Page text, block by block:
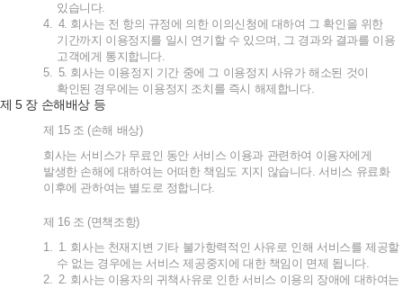
있습니다.
4. 4. 회사는 전 항의 규정에 의한 이의신청에 대하여 그 확인을 위한
기간까지 이용정지를 일시 연기할 수 있으며 , 그 경과와 결과를 이용
고객에게 통지합니다.
5. 5. 회사는 이용정지 기간 중에 그 이용정지 사유가 해소된 것이
확인된 경우에는 이용정지 조치를 즉시 해제합니다.
제 5 장 손해배상 등
제 15 조 (손해 배상)
회사는 서비스가 무료인 동안 서비스 이용과 관련하여 이용자에게
발생한 손해에 대하여는 어떠한 책임도 지지 않습니다. 서비스 유료화
이후에 관하여는 별도로 정합니다.
제 16 조 (면책조항)
1. 1. 회사는 천재지변 기타 불가항력적인 사유로 인해 서비스를 제공할
수 없는 경우에는 서비스 제공중지에 대한 책임이 면제 됩니다.
2. 2. 회사는 이용자의 귀책사유로 인한 서비스 이용의 장애에 대하여는